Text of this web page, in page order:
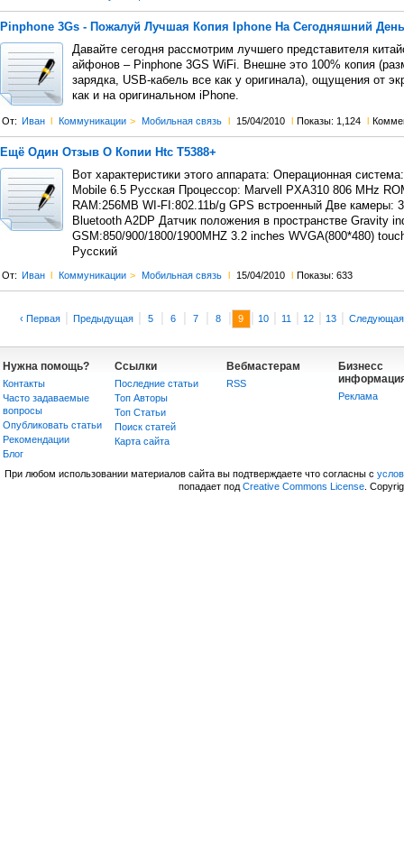
Pinphone 3Gs - Пожалуй Лучшая Копия Iphone На Сегодняшний День
Давайте сегодня рассмотрим лучшего представителя
айфонов – Pinphone 3GS WiFi. Внешне это 100% копия
зарядка, USB-кабель все как у оригинала), ощущения от
как и на оригинальном iPhone.
От: Иван l Коммуникации > Мобильная связь l 15/04/2010 l Показы: 1,124 l
Ещё Один Отзыв О Копии Htc T5388+
Вот характеристики этого аппарата: Операционная
Mobile 6.5 Русская Процессор: Marvell PXA310 806 MHz
RAM:256MB WI-FI:802.11b/g GPS встроенный Две камеры:
Bluetooth A2DP Датчик положения в пространстве Gravity
GSM:850/900/1800/1900MHZ 3.2 inches WVGA(800*480)
Русский
От: Иван l Коммуникации > Мобильная связь l 15/04/2010 l Показы: 633
‹ Первая Предыдущая 5 6 7 8 9 10 11 12 13 Следующая
Нужна помощь?
Контакты
Часто задаваемые
вопросы
Опубликовать статьи
Рекомендации
Блог
Ссылки
Последние статьи
Топ Авторы
Топ Статьи
Поиск статей
Карта сайта
Вебмастерам
RSS
Бизнесс
Реклама
При любом использовании материалов сайта вы подтверждаете что согласны с
попадает подCreative Commons License .